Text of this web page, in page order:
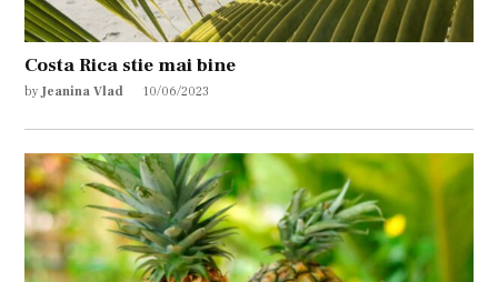
Costa Rica stie mai bine
by Jeanina Vlad 10/06/2023